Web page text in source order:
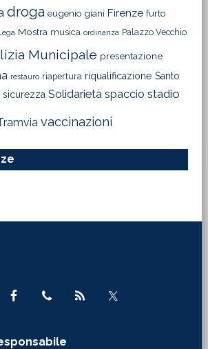
droga eugenio giani Firenze furto
Mostra musica ordinanza Palazzo Vecchio
Municipale presentazione
restauro riapertura riqualificazione Santo
sicurezza Solidarietà spaccio stadio
vaccinazioni